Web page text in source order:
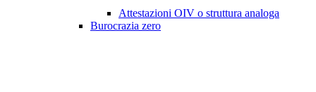
Attestazioni OIV o struttura analoga
Burocrazia zero